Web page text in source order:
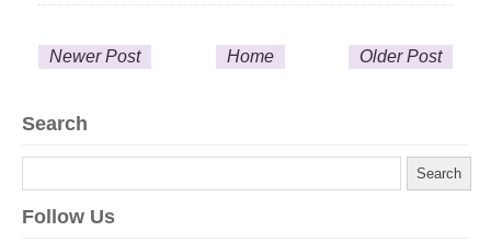
Newer Post Older Post
Home
Search
Follow Us